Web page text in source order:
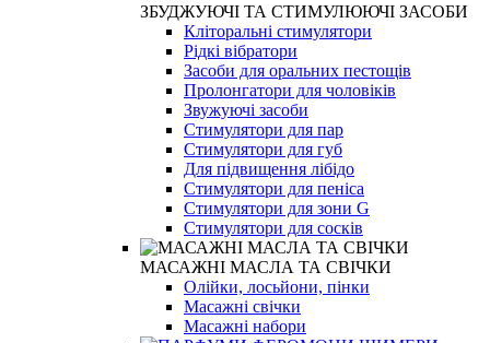
ЗБУДЖУЮЧІ ТА СТИМУЛЮЮЧІ ЗАСОБИ
Кліторальні стимулятори
Рідкі вібратори
Засоби для оральних пестощів
Пролонгатори для чоловіків
Звужуючі засоби
Стимулятори для пар
Стимулятори для губ
Для підвищення лібідо
Стимулятори для пеніса
Стимулятори для зони G
Стимулятори для сосків
МАСАЖНІ МАСЛА ТА СВІЧКИ
Олійки, лосьйони, пінки
Масажні свічки
Масажні набори